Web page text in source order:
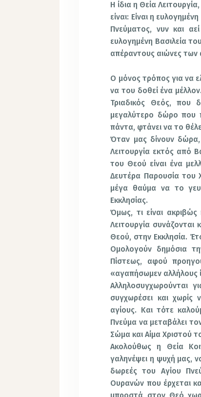
Η ίδια η Θεία
είναι: Είναι η
Πνεύματος, νυν και
ευλογημένη Βασιλεία
απέραντους αιώνες των
Ο μόνος τρόπος για να
να του δοθεί ένα
Τριαδικός Θεός, που
μεγαλύτερο δώρο που
πάντα, φτάνει να το
Όταν μας δίνουν δώρα,
Λειτουργία εκτός από
του Θεού είναι ένα
Δευτέρα Παρουσία του
μέγα θαύμα να το
Εκκλησίας.
Όμως, τι είναι ακριβώς
Λειτουργία
Θεού, στην Εκκλησία.
Ομολογούν δημόσια
Πίστεως, αφού
«αγαπήσωμεν αλλήλους
Αλληλοσυγχωρούνται
συγχωρέσει και χωρίς
αγίους. Και τότε
Πνεύμα να μεταβάλει
Σώμα και Αίμα Χριστού
Ακολούθως η Θεία
γαληνέψει η ψυχή μας,
δωρεές του Αγίου
Ουρανών που έρχεται